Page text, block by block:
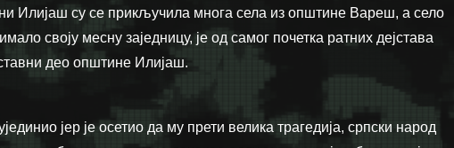
Илијаш су се прикључила многа села из општине Вареш, а село
своју месну заједницу, је од самог почетка ратних дејстава
део општине Илијаш.
јер је осетио да му прети велика трагедија, српски народ